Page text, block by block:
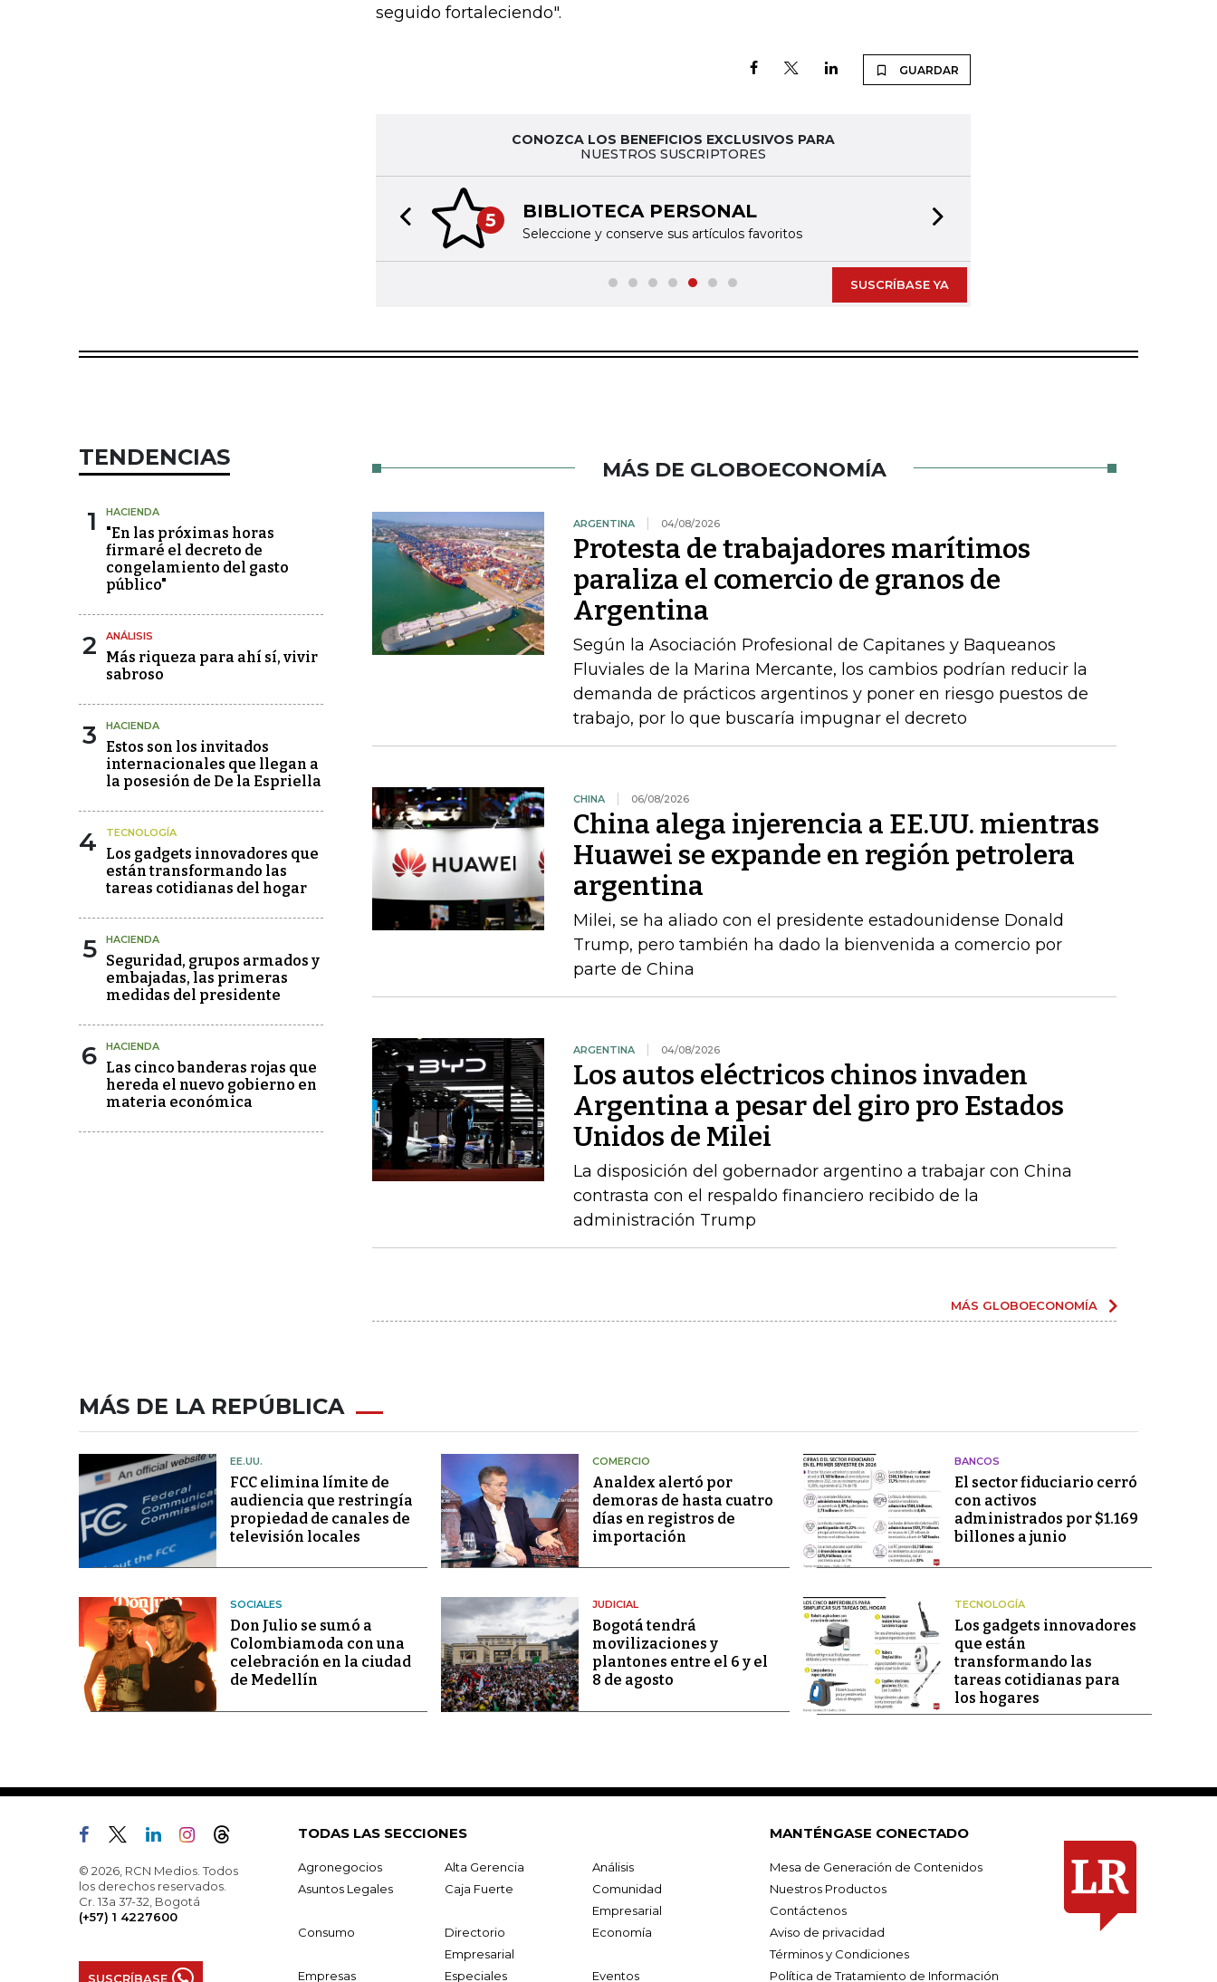
seguido fortaleciendo".
GUARDAR
CONOZCA LOS BENEFICIOS EXCLUSIVOS PARA
NUESTROS SUSCRIPTORES
5 BIBLIOTECA PERSONAL
Seleccione y conserve sus artículos favoritos
Previous slide
SUSCRÍBASE YA
TENDENCIAS
1 HACIENDA
"En las próximas horas
firmaré el decreto de
congelamiento del gasto
público"
2 ANÁLISIS
Más riqueza para ahí sí, vivir
sabroso
3 HACIENDA
Estos son los invitados
internacionales que llegan a
la posesión de De la Espriella
4 TECNOLOGÍA
Los gadgets innovadores que
están transformando las
tareas cotidianas del hogar
5 HACIENDA
Seguridad, grupos armados y
embajadas, las primeras
medidas del presidente
6 HACIENDA
Las cinco banderas rojas que
hereda el nuevo gobierno en
materia económica
MÁS DE GLOBOECONOMÍA
ARGENTINA 04/08/2026
Protesta de trabajadores marítimos
paraliza el comercio de granos de
Argentina
Según la Asociación Profesional de Capitanes y Baqueanos
Fluviales de la Marina Mercante, los cambios podrían reducir la
demanda de prácticos argentinos y poner en riesgo puestos de
trabajo, por lo que buscaría impugnar el decreto
CHINA 06/08/2026
China alega injerencia a EE.UU. mientras
Huawei se expande en región petrolera
argentina
Milei, se ha aliado con el presidente estadounidense Donald
Trump, pero también ha dado la bienvenida a comercio por
parte de China
ARGENTINA 04/08/2026
Los autos eléctricos chinos invaden
Argentina a pesar del giro pro Estados
Unidos de Milei
La disposición del gobernador argentino a trabajar con China
contrasta con el respaldo financiero recibido de la
administración Trump
MÁS GLOBOECONOMÍA
MÁS DE LA REPÚBLICA
EE.UU.
FCC elimina límite de
audiencia que restringía
propiedad de canales de
televisión locales
COMERCIO
Analdex alertó por
demoras de hasta cuatro
días en registros de
importación
BANCOS
El sector fiduciario cerró
con activos
administrados por $1.169
billones a junio
SOCIALES
Don Julio se sumó a
Colombiamoda con una
celebración en la ciudad
de Medellín
JUDICIAL
Bogotá tendrá
movilizaciones y
plantones entre el 6 y el
8 de agosto
TECNOLOGÍA
Los gadgets innovadores
que están
transformando las
tareas cotidianas para
los hogares
© 2026, RCN Medios. Todos
los derechos reservados.
Cr. 13a 37-32, Bogotá
(+57) 1 4227600
SUSCRÍBASE
TODAS LAS SECCIONES
Agronegocios Alta Gerencia
Análisis
Asuntos Legales
Caja Fuerte
Comunidad
Empresarial
Consumo
Directorio
Empresarial
Economía
Empresas Especiales Eventos
MANTÉNGASE CONECTADO
Mesa de Generación de Contenidos
Nuestros Productos
Contáctenos
Aviso de privacidad
Términos y Condiciones
Política de Tratamiento de Información